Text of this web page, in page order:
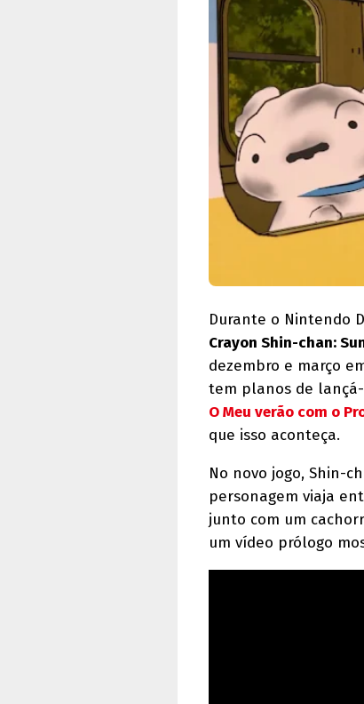
Durante o Nintendo
Crayon Shin-chan:
dezembro e março
tem planos de
O Meu verão com o
que isso aconteça.
No novo jogo, Shin-
personagem viaja
junto com um
um vídeo prólogo